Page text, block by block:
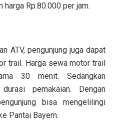
Rp.80.000 per jam.
ATV, pengunjung juga dapat
trail. Harga sewa motor trail
30 menit. Sedangkan
pemakaian. Dengan
bisa mengelilingi
Pantai Bayem.